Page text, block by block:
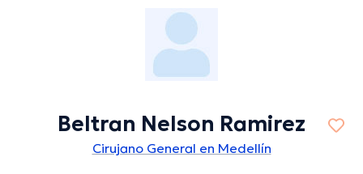
Beltran Nelson Ramirez
Cirujano General en Medellín